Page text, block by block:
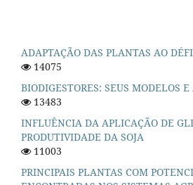
ADAPTAÇÃO DAS PLANTAS AO
14075
BIODIGESTORES: SEUS MODELOS
13483
INFLUÊNCIA DA APLICAÇÃO DE
PRODUTIVIDADE DA SOJA
11003
PRINCIPAIS PLANTAS COM